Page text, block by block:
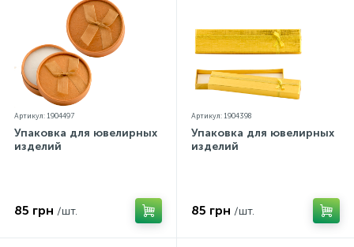
Артикул: 1904497
Упаковка для ювелирных
изделий
85 грн /шт.
Артикул: 1904398
Упаковка для ювелирных
изделий
85 грн /шт.